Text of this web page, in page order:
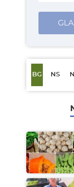
BG NS NI